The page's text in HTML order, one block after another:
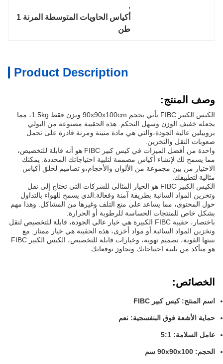
,
أكياس الحاويات المتوسطة المرنة 1
طن
Product Description
وصف المنتج:
الكيس الكبير FIBC يأتي بحجم 90x90x100cm ويزن فقط 1.5kg، مما
يجعله خفيف الوزن وسهل التحكم. هذه الحقيبة مصنوعة من البولي
بروبيلين عالية الجودة،والتي هي مادة متينة ومرنة قادرة على تحمل
صعوبات النقل والتخزين.
واحدة من أفضل الميزات في كيس كبير FIBC هو أنه قابلة للتخصيص،
مما يسمح لك لإنشاء أكياس مصممة لتلبية احتياجاتك المحددة. يمكنك
الاختيار من بين مجموعة من الألوان والأحجام،و تصاميم لخلق أكياس
مثالية لتطبيقك.
الكيس الكبير FIBC هو الخيار المثالي للشركات التي تحتاج إلى نقل
وتخزين المواد السائبة بطريقة آمنة وفعالة.الذي يسمح للهواء بالتداول
حول المحتوى، مما يساعد على منع التلف وغيرها من المشاكل. وهذا مهم
بشكل خاص للمنتجات الحساسة للرطوبة أو الحرارة.
باختصار، حقيبة FIBC الكبيرة هي خيار عالي الجودة، قابلة للتخصيص لنقل
وتخزين المواد السائبة.أو مواد أخرى، هذه الحقيبة هي خيار ممتاز. مع
بنيتها القوية، تصميم تهوية، وخيارات قابلة للتخصيص، الكيس الكبير FIBC
هو متأكد من تلبية احتياجاتك وتجاوز توقعاتك.
الخصائص:
اسم المنتج: كيس كبير FIBC
حماية الأشعة فوق البنفسجية: نعم
عامل السلامة: 5:1
الحجم: 90x90x100 سم